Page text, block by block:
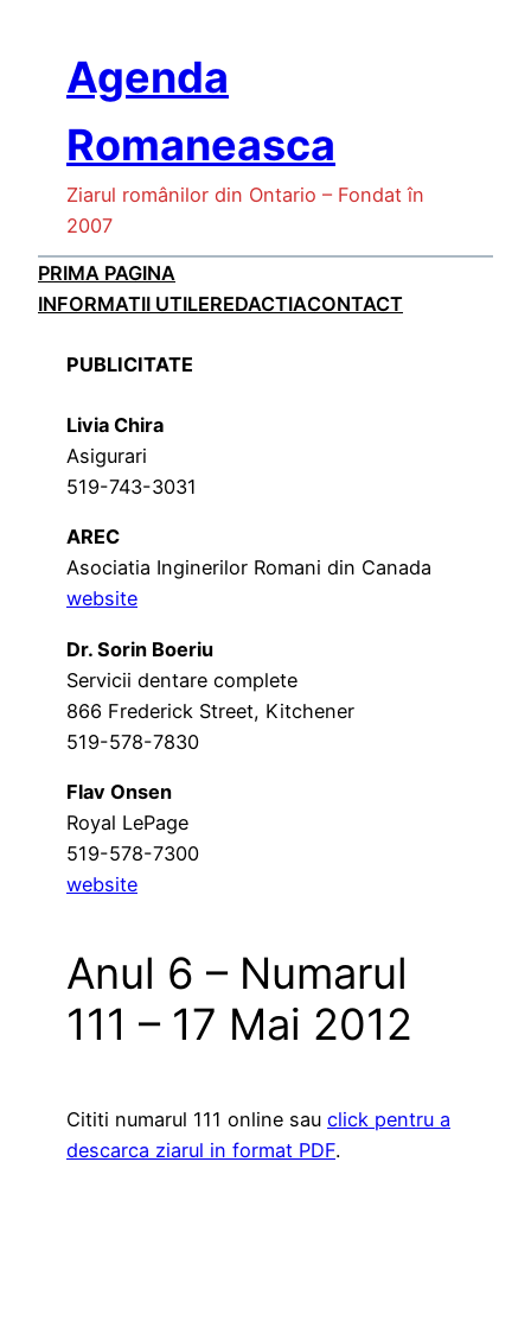
contentAgenda
Romaneasca
Ziarul românilor din Ontario – Fondat în
2007
PRIMA PAGINA
INFORMATII UTILEREDACTIACONTACT
PUBLICITATE
Livia Chira
Asigurari
519-743-3031
AREC
Asociatia Inginerilor Romani din Canada
website
Dr. Sorin Boeriu
Servicii dentare complete
866 Frederick Street, Kitchener
519-578-7830
Flav Onsen
Royal LePage
519-578-7300
website
Anul 6 – Numarul
111 – 17 Mai 2012
Cititi numarul 111 online sau click pentru a
descarca ziarul in format PDF.